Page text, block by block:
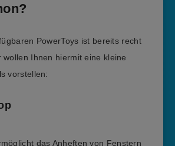
PowerToys ist bereits recht
wollen Ihnen hiermit eine kleine
vorstellen:
das Anheften von Fenstern